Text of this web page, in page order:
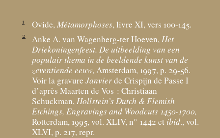
1 Ovide,Métamorphoses, livre XI, vers 100-145.
2 Anke A. van Wagenberg-ter Hoeven,Het
Driekoningenfeest. De uitbeelding van een
populair thema in de beeldende kunst van de
zeventiende eeuw, Amsterdam, 1997, p. 29-56.
Voir la gravure Janvierde Crispijn de Passe I
d’après Maarten de Vos : Christiaan
Schuckman,Hollstein’s Dutch & Flemish
Etchings, Engravings and Woodcuts 1450-1700,
Rotterdam, 1995, vol. XLIV, n° 1442 et ibid., vol.
XLVI, p. 217, repr.